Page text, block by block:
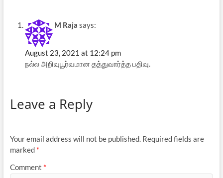
M Raja says:
August 23, 2021 at 12:24 pm
நல்ல ‌‌அறிவுபூர்வமான தத்துவார்த்த பதிவு.
Leave a Reply
Your email address will not be published. Required fields are
marked *
Comment *